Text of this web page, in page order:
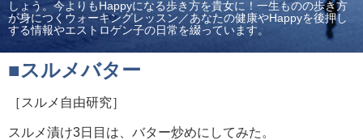
しょう。今よりもHappyになる歩き方を貴女に！一生ものの歩き方
が身につくウォーキングレッスン／あなたの健康やHappyを後押し
する情報やエストロゲン子の日常を綴っています。
■スルメバター
［スルメ自由研究］
スルメ漬け3日目は、バター炒めにしてみた。